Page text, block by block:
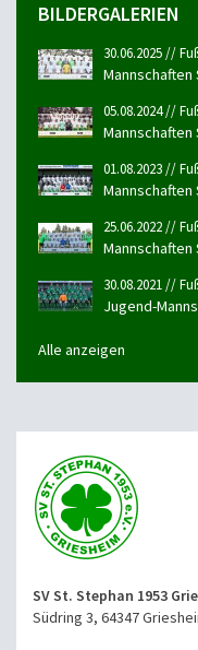
BILDERGALERIEN
30.06.2025 //
Mannschaften
05.08.2024 //
Mannschaften
01.08.2023 //
Mannschaften
25.06.2022 //
Mannschaften
30.08.2021 //
Jugend-
Alle anzeigen
SV St. Stephan 1953
Südring 3, 64347